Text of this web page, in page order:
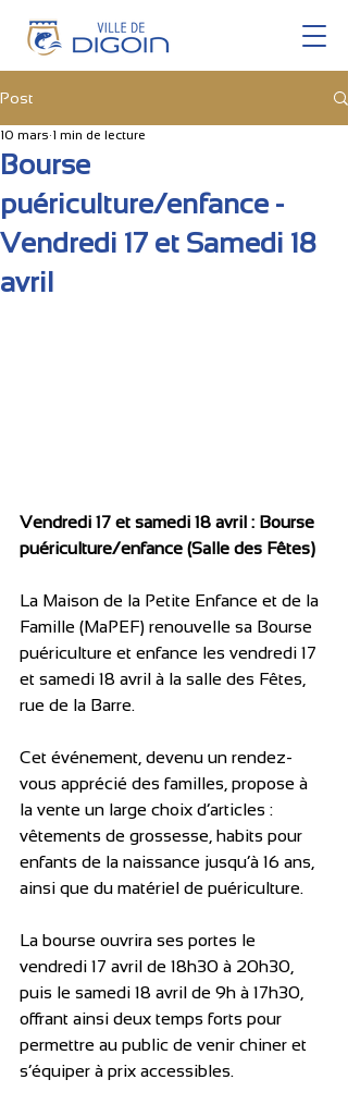
Post
Bourse
puériculture/enfance -
Vendredi 17 et Samedi 18
avril
10 mars 1 min de lecture
Vendredi 17 et samedi 18 avril : Bourse
puériculture/enfance (Salle des Fêtes)
La Maison de la Petite Enfance et de la
Famille (MaPEF) renouvelle sa Bourse
puériculture et enfance les vendredi 17
et samedi 18 avril à la salle des Fêtes,
rue de la Barre.
Cet événement, devenu un rendez-
vous apprécié des familles, propose à
la vente un large choix d’articles :
vêtements de grossesse, habits pour
enfants de la naissance jusqu’à 16 ans,
ainsi que du matériel de puériculture.
La bourse ouvrira ses portes le
vendredi 17 avril de 18h30 à 20h30,
puis le samedi 18 avril de 9h à 17h30,
offrant ainsi deux temps forts pour
permettre au public de venir chiner et
s’équiper à prix accessibles.